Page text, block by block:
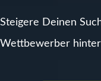
Steigere Deinen
Wettbewerber